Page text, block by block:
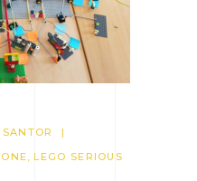
,LEGO SERIOUS